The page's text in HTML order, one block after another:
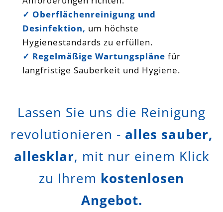
✓ Oberflächenreinigung und
Desinfektion, um höchste
Hygienestandards zu erfüllen.
✓ Regelmäßige Wartungspläne für
langfristige Sauberkeit und Hygiene.
Lassen Sie uns die Reinigung
revolutionieren - alles sauber,
allesklar, mit nur einem Klick
zu Ihrem kostenlosen
Angebot.